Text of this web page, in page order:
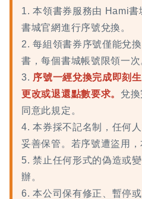
1. 本領書券服務由 Hami
書城官網進行序號兌換。
2. 每組領書券序號僅能兌
書，每個書城帳號限領一次
3. 序號一經兌換完成即刻
更改或退還點數要求。 兌
同意此規定。
4. 本券採不記名制，任何
妥善保管。若序號遭盜用，
5. 禁止任何形式的偽造或
辦。
6. 本公司保有修正、暫停